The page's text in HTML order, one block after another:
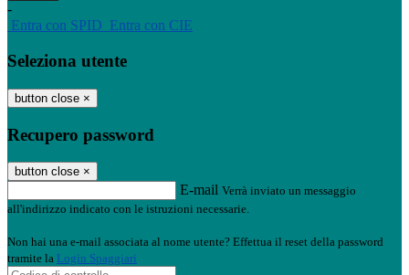
-
Entra con SPID Entra con CIE
Seleziona utente
button close ×
Recupero password
button close ×
E-mail Verrà inviato un messaggio
all'indirizzo indicato con le istruzioni necessarie.
Non hai una e-mail associata al nome utente? Effettua il reset della password
tramite la Login Spaggiari